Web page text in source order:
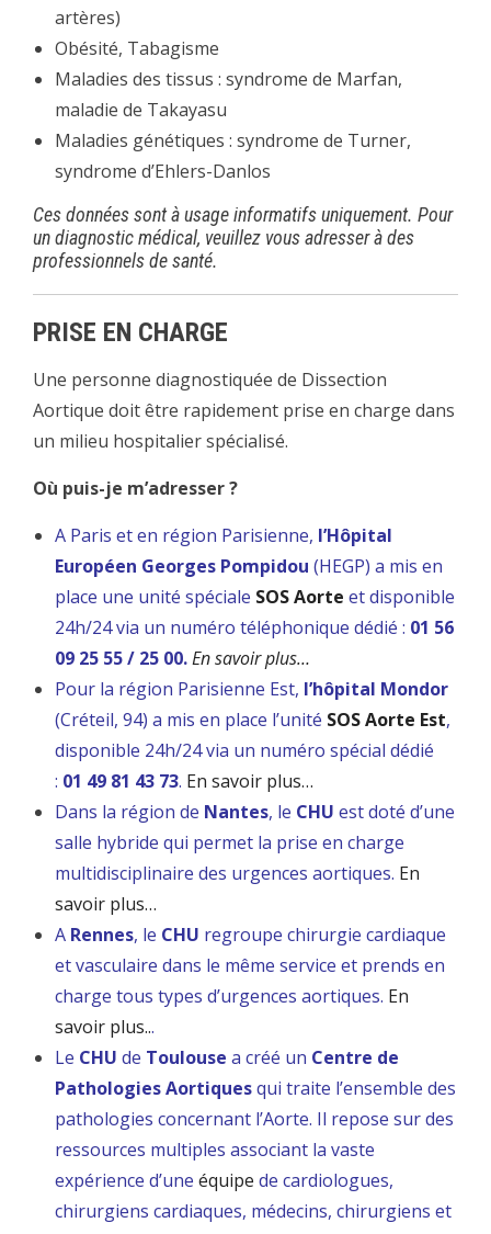
artères)
Obésité, Tabagisme
Maladies des tissus : syndrome de Marfan,
maladie de Takayasu
Maladies génétiques : syndrome de Turner,
syndrome d’Ehlers-Danlos
Ces données sont à usage informatifs uniquement. Pour
un diagnostic médical, veuillez vous adresser à des
professionnels de santé.
PRISE EN CHARGE
Une personne diagnostiquée de Dissection
Aortique doit être rapidement prise en charge dans
un milieu hospitalier spécialisé.
Où puis-je m’adresser ?
A Paris et en région Parisienne, l’Hôpital
Européen Georges Pompidou (HEGP) a mis en
place une unité spéciale SOS Aorte et disponible
24h/24 via un numéro téléphonique dédié : 01 56
09 25 55 / 25 00.En savoir plus…
Pour la région Parisienne Est, l’hôpital Mondor
(Créteil, 94) a mis en place l’unité SOS Aorte Est,
disponible 24h/24 via un numéro spécial dédié
: 01 49 81 43 73. En savoir plus…
Dans la région de Nantes, le CHU est doté d’une
salle hybride qui permet la prise en charge
multidisciplinaire des urgences aortiques. En
savoir plus…
A Rennes, le CHU regroupe chirurgie cardiaque
et vasculaire dans le même service et prends en
charge tous types d’urgences aortiques. En
savoir plus...
Le CHU de Toulouse a créé un Centre de
Pathologies Aortiquesqui traite l’ensemble des
pathologies concernant l’Aorte. Il repose sur des
ressources multiples associant la vaste
expérience d’une équipe de cardiologues,
chirurgiens cardiaques, médecins, chirurgiens et